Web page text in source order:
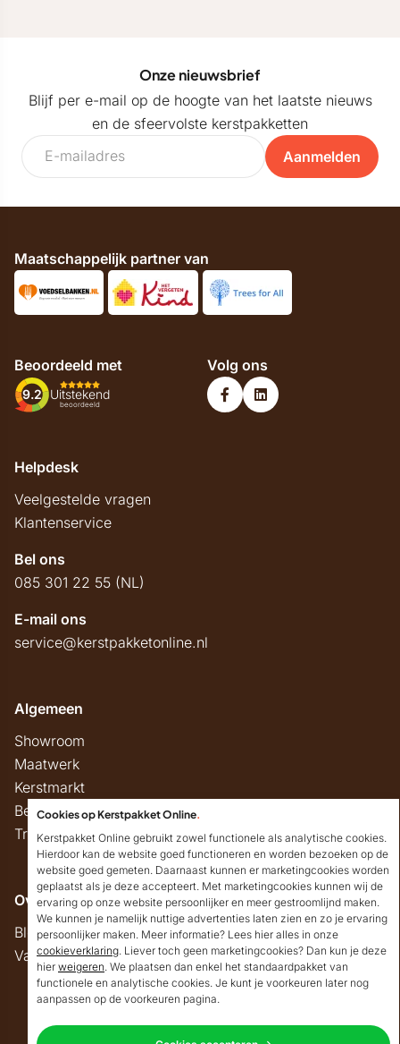
Onze nieuwsbrief
Blijf per e-mail op de hoogte van het laatste nieuws
en de sfeervolste kerstpakketten
Aanmelden
Maatschappelijk partner van
Beoordeeld met
9.2 Uitstekend
beoordeeld
Volg ons
Helpdesk
Veelgestelde vragen
Klantenservice
Bel ons
085 301 22 55 (NL)
E-mail ons
service@kerstpakketonline.nl
Algemeen
Showroom
Maatwerk
Kerstmarkt
Belastingregels
Track & Trace
Overig
Blog
Vacatures
Copyright © 2026 Kerstpakket Online
Goedendag!
Mocht ik je ergens mee
kunnen helpen, dan
verneem ik dat graag.
Cookies op Kerstpakket Online.
Kerstpakket Online gebruikt zowel functionele als analytische cookies.
Hierdoor kan de website goed functioneren en worden bezoeken op de
website goed gemeten. Daarnaast kunnen er marketingcookies worden
geplaatst als je deze accepteert. Met marketingcookies kunnen wij de
ervaring op onze website persoonlijker en meer gestroomlijnd maken.
We kunnen je namelijk nuttige advertenties laten zien en zo je ervaring
persoonlijker maken. Meer informatie? Lees hier alles in onze
cookieverklaring. Liever toch geen marketingcookies? Dan kun je deze
hier weigeren. We plaatsen dan enkel het standaardpakket van
functionele en analytische cookies. Je kunt je voorkeuren later nog
aanpassen op de voorkeuren pagina.